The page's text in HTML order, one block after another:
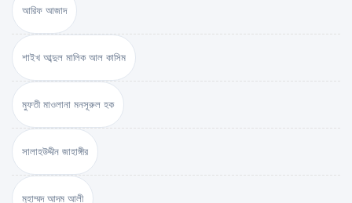
আরিফ আজাদ
শাইখ আব্দুল মালিক আল কাসিম
মুফতী মাওলানা মনসূরুল হক
সালাহউদ্দীন জাহাঙ্গীর
মুহাম্মদ আদম আলী